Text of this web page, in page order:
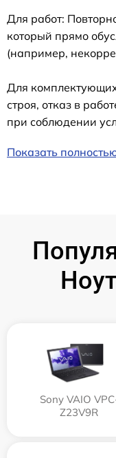
Для работ:
который прямо
(например,
Для
строя, отказ в
при соблюдении
Показать
Sony VAIO
Z23V9R